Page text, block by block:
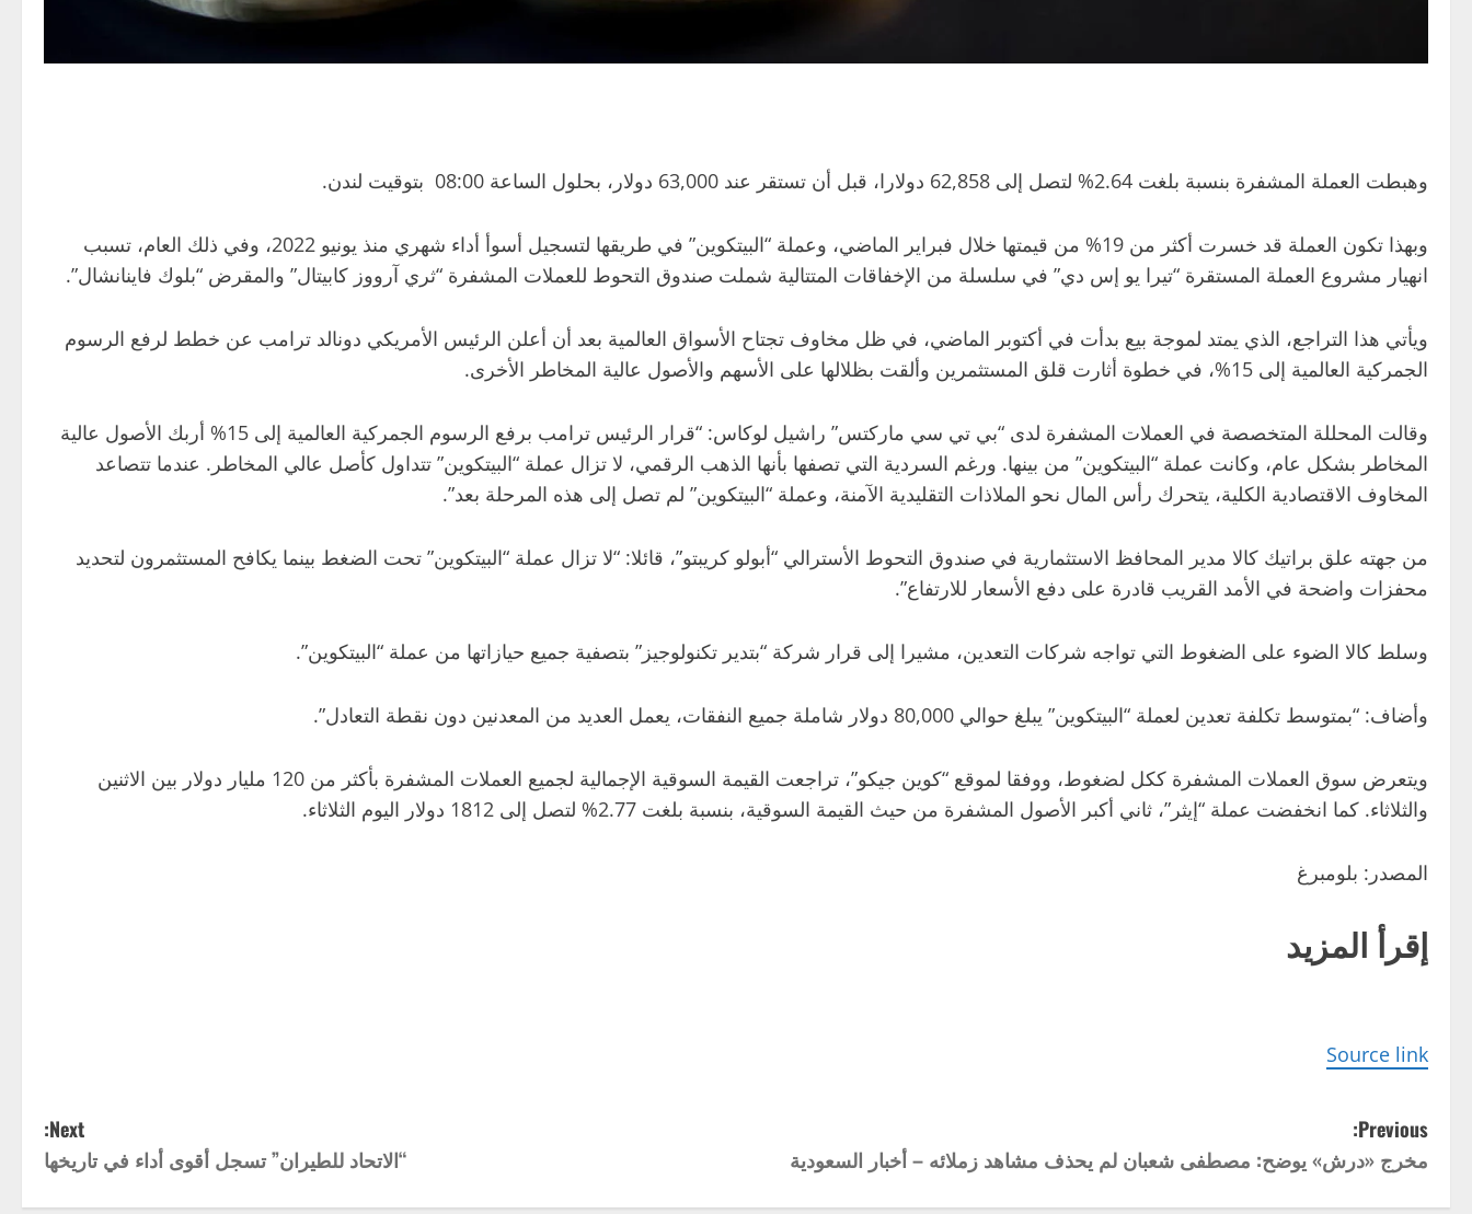
وهبطت العملة المشفرة بنسبة بلغت 2.64% لتصل إلى 62,858 دولارا، قبل أن تستقر عند 63,000 دولار، بحلول الساعة 08:00 بتوقيت لندن.
وبهذا تكون العملة قد خسرت أكثر من 19% من قيمتها خلال فبراير الماضي، وعملة “البيتكوين” في طريقها لتسجيل أسوأ أداء شهري منذ يونيو 2022، وفي ذلك العام، تسبب
انهيار مشروع العملة المستقرة “تيرا يو إس دي” في سلسلة من الإخفاقات المتتالية شملت صندوق التحوط للعملات المشفرة “ثري آرووز كابيتال” والمقرض “بلوك فاينانشال”.
ويأتي هذا التراجع، الذي يمتد لموجة بيع بدأت في أكتوبر الماضي، في ظل مخاوف تجتاح الأسواق العالمية بعد أن أعلن الرئيس الأمريكي دونالد ترامب عن خطط لرفع الرسوم
الجمركية العالمية إلى 15%، في خطوة أثارت قلق المستثمرين وألقت بظلالها على الأسهم والأصول عالية المخاطر الأخرى.
وقالت المحللة المتخصصة في العملات المشفرة لدى “بي تي سي ماركتس” راشيل لوكاس: “قرار الرئيس ترامب برفع الرسوم الجمركية العالمية إلى 15% أربك الأصول عالية
المخاطر بشكل عام، وكانت عملة “البيتكوين” من بينها. ورغم السردية التي تصفها بأنها الذهب الرقمي، لا تزال عملة “البيتكوين” تتداول كأصل عالي المخاطر. عندما تتصاعد
المخاوف الاقتصادية الكلية، يتحرك رأس المال نحو الملاذات التقليدية الآمنة، وعملة “البيتكوين” لم تصل إلى هذه المرحلة بعد”.
من جهته علق براتيك كالا مدير المحافظ الاستثمارية في صندوق التحوط الأسترالي “أبولو كريبتو”، قائلا: “لا تزال عملة “البيتكوين” تحت الضغط بينما يكافح المستثمرون لتحديد
محفزات واضحة في الأمد القريب قادرة على دفع الأسعار للارتفاع”.
وسلط كالا الضوء على الضغوط التي تواجه شركات التعدين، مشيرا إلى قرار شركة “بتدير تكنولوجيز” بتصفية جميع حيازاتها من عملة “البيتكوين”.
وأضاف: “بمتوسط تكلفة تعدين لعملة “البيتكوين” يبلغ حوالي 80,000 دولار شاملة جميع النفقات، يعمل العديد من المعدنين دون نقطة التعادل”.
ويتعرض سوق العملات المشفرة ككل لضغوط، ووفقا لموقع “كوين جيكو”، تراجعت القيمة السوقية الإجمالية لجميع العملات المشفرة بأكثر من 120 مليار دولار بين الاثنين
والثلاثاء. كما انخفضت عملة “إيثر”، ثاني أكبر الأصول المشفرة من حيث القيمة السوقية، بنسبة بلغت 2.77% لتصل إلى 1812 دولار اليوم الثلاثاء.
المصدر: بلومبرغ
إقرأ المزيد
Source link
P
o
Previous:
مخرج «درش» يوضح: مصطفى شعبان لم يحذف مشاهد زملائه – أخبار السعودية
Next:
“الاتحاد للطيران” تسجل أقوى أداء في تاريخها